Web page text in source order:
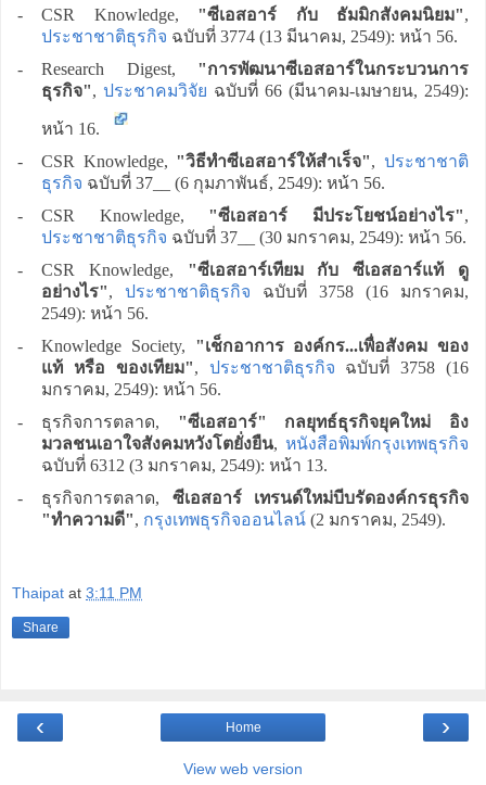
-
CSR Knowledge, "ซีเอสอาร์ กับ ธัมมิกสังคมนิยม",
ประชาชาติธุรกิจ ฉบับที่ 3774 (13 มีนาคม, 2549): หน้า 56.
-
Research Digest, "การพัฒนาซีเอสอาร์ในกระบวนการ
ธุรกิจ", ประชาคมวิจัย ฉบับที่ 66 (มีนาคม-เมษายน, 2549):
หน้า 16.
-
CSR Knowledge, "วิธีทำซีเอสอาร์ให้สำเร็จ",ประชาชาติ
ธุรกิจ ฉบับที่ 37__ (6 กุมภาพันธ์, 2549): หน้า 56.
-
CSR Knowledge, "ซีเอสอาร์ มีประโยชน์อย่างไร",
ประชาชาติธุรกิจ ฉบับที่ 37__ (30 มกราคม, 2549): หน้า 56.
-
CSR Knowledge, "ซีเอสอาร์เทียม กับ ซีเอสอาร์แท้ ดู
อย่างไร", ประชาชาติธุรกิจ ฉบับที่ 3758 (16 มกราคม,
2549): หน้า 56.
-
Knowledge Society, "เช็กอาการ องค์กร...เพื่อสังคม ของ
แท้ หรือ ของเทียม", ประชาชาติธุรกิจ ฉบับที่ 3758 (16
มกราคม, 2549): หน้า 56.
-
ธุรกิจการตลาด, "ซีเอสอาร์" กลยุทธ์ธุรกิจยุคใหม่ อิง
มวลชนเอาใจสังคมหวังโตยั่งยืน, หนังสือพิมพ์กรุงเทพธุรกิจ
ฉบับที่ 6312 (3 มกราคม, 2549): หน้า 13.
-
ธุรกิจการตลาด, ซีเอสอาร์ เทรนด์ใหม่บีบรัดองค์กรธุรกิจ
"ทำความดี", กรุงเทพธุรกิจออนไลน์ (2 มกราคม, 2549).
Thaipat at 3:11 PM
Share
‹ ›
Home
View web version